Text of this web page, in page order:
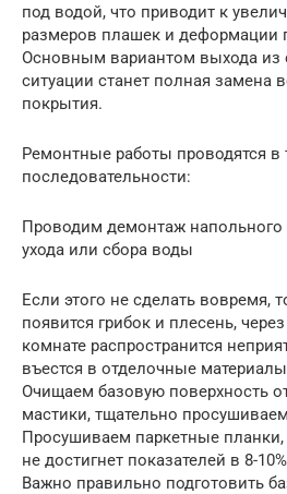
под водой, что приводит к
размеров плашек и деформации
Основным вариантом выхода из
ситуации станет полная замена
покрытия.
Ремонтные работы проводятся в
последовательности:
Проводим демонтаж напольного
ухода или сбора воды
Если этого не сделать вовремя,
появится грибок и плесень,
комнате распространится
въестся в отделочные
Очищаем базовую поверхность
мастики, тщательно
Просушиваем паркетные
не достигнет показателей в 8-
Важно правильно подготовить